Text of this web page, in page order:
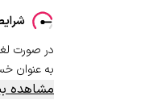
در صورت
به عنوان
مشاهده